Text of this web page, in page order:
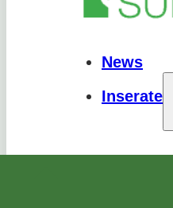
News
Inserate